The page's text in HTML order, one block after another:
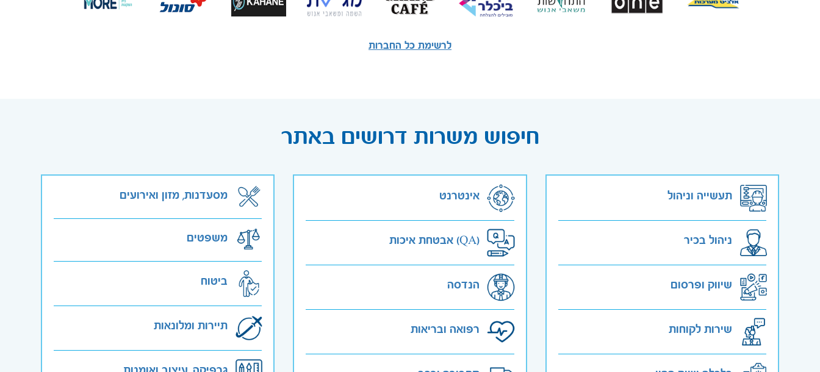
לרשימת כל החברות
חיפוש משרות דרושים באתר
תעשייה וניהול
ניהול בכיר
שיווק ופרסום
שירות לקוחות
אינטרנט
אבטחת איכות (QA)
הנדסה
רפואה ובריאות
מסעדנות, מזון ואירועים
משפטים
ביטוח
תיירות ומלונאות